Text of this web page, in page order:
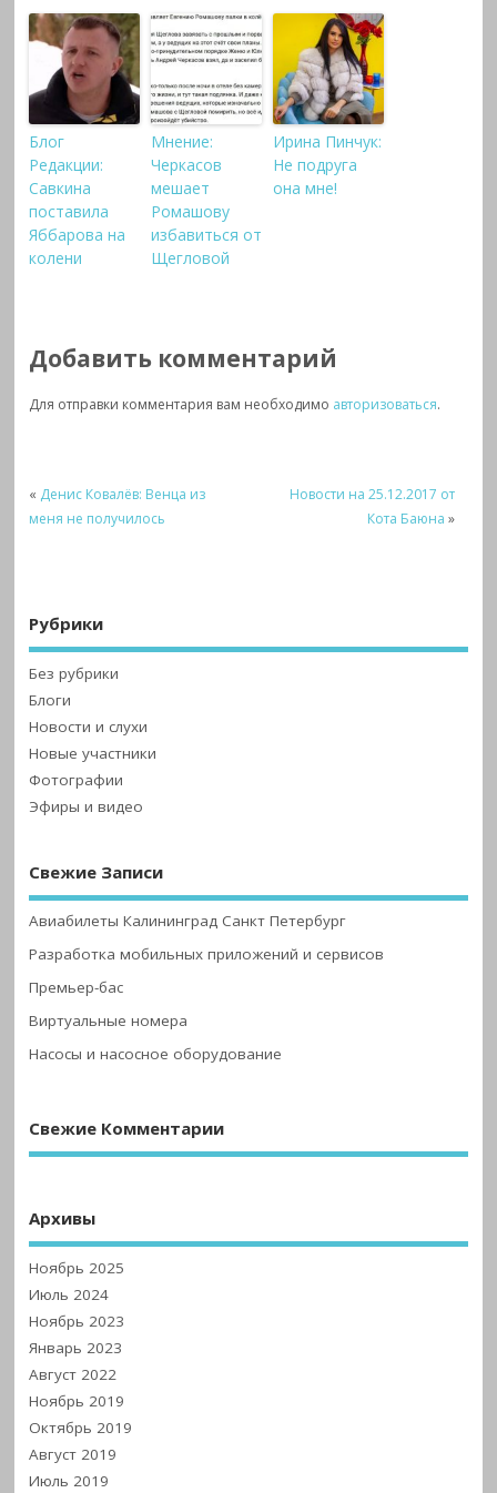
Блог
Редакции:
Савкина
поставила
Яббарова на
колени
Мнение:
Черкасов
мешает
Ромашову
избавиться от
Щегловой
Ирина Пинчук:
Не подруга
она мне!
Добавить комментарий
Для отправки комментария вам необходимо авторизоваться.
« Денис Ковалёв: Венца из
меня не получилось
Новости на 25.12.2017 от
Кота Баюна »
Рубрики
Без рубрики
Блоги
Новости и слухи
Новые участники
Фотографии
Эфиры и видео
Свежие Записи
Авиабилеты Калининград Санкт Петербург
Разработка мобильных приложений и сервисов
Премьер-бас
Виртуальные номера
Насосы и насосное оборудование
Свежие Комментарии
Архивы
Ноябрь 2025
Июль 2024
Ноябрь 2023
Январь 2023
Август 2022
Ноябрь 2019
Октябрь 2019
Август 2019
Июль 2019